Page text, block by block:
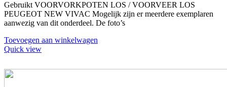
Gebruikt VOORVORKPOTEN LOS / VOORVEER LOS
PEUGEOT NEW VIVAC Mogelijk zijn er meerdere exemplaren
aanwezig van dit onderdeel. De foto’s
Toevoegen aan winkelwagen
Quick view